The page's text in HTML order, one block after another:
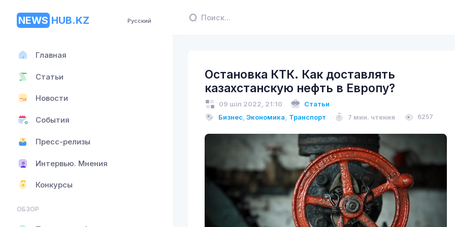
NEWS HUB.KZ Русский
Главная
Статьи
Новости
События
Пресс-релизы
Интервью. Мнения
Конкурсы
ОБЗОР
Остановка КТК. Как доставлять
казахстанскую нефть в Европу?
09 шіл 2022, 21:10
Статьи
Бизнес Экономика Транспорт 7 мин. чтения 6257